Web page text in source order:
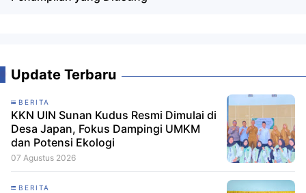
Update Terbaru
BERITA
KKN UIN Sunan Kudus Resmi Dimulai di
Desa Japan, Fokus Dampingi UMKM
dan Potensi Ekologi
07 Agustus 2026
BERITA